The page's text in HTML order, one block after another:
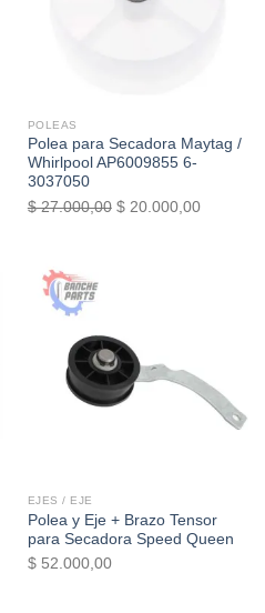
POLEAS
Polea para Secadora Maytag /
Whirlpool AP6009855 6-
3037050
$27.000,00 El
$20.000,00El
EJES / EJE
Polea y Eje + Brazo Tensor
para Secadora Speed Queen
$52.000,00